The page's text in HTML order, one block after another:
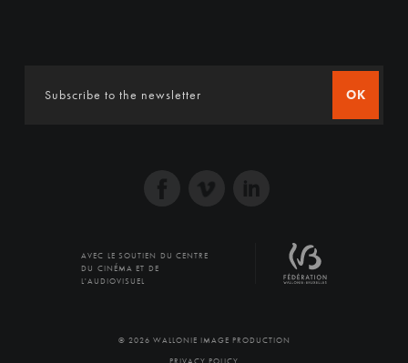
OK
AVEC LE SOUTIEN DU CENTRE
DU CINÉMA ET DE
L'AUDIOVISUEL
© 2026 WALLONIE IMAGE PRODUCTION